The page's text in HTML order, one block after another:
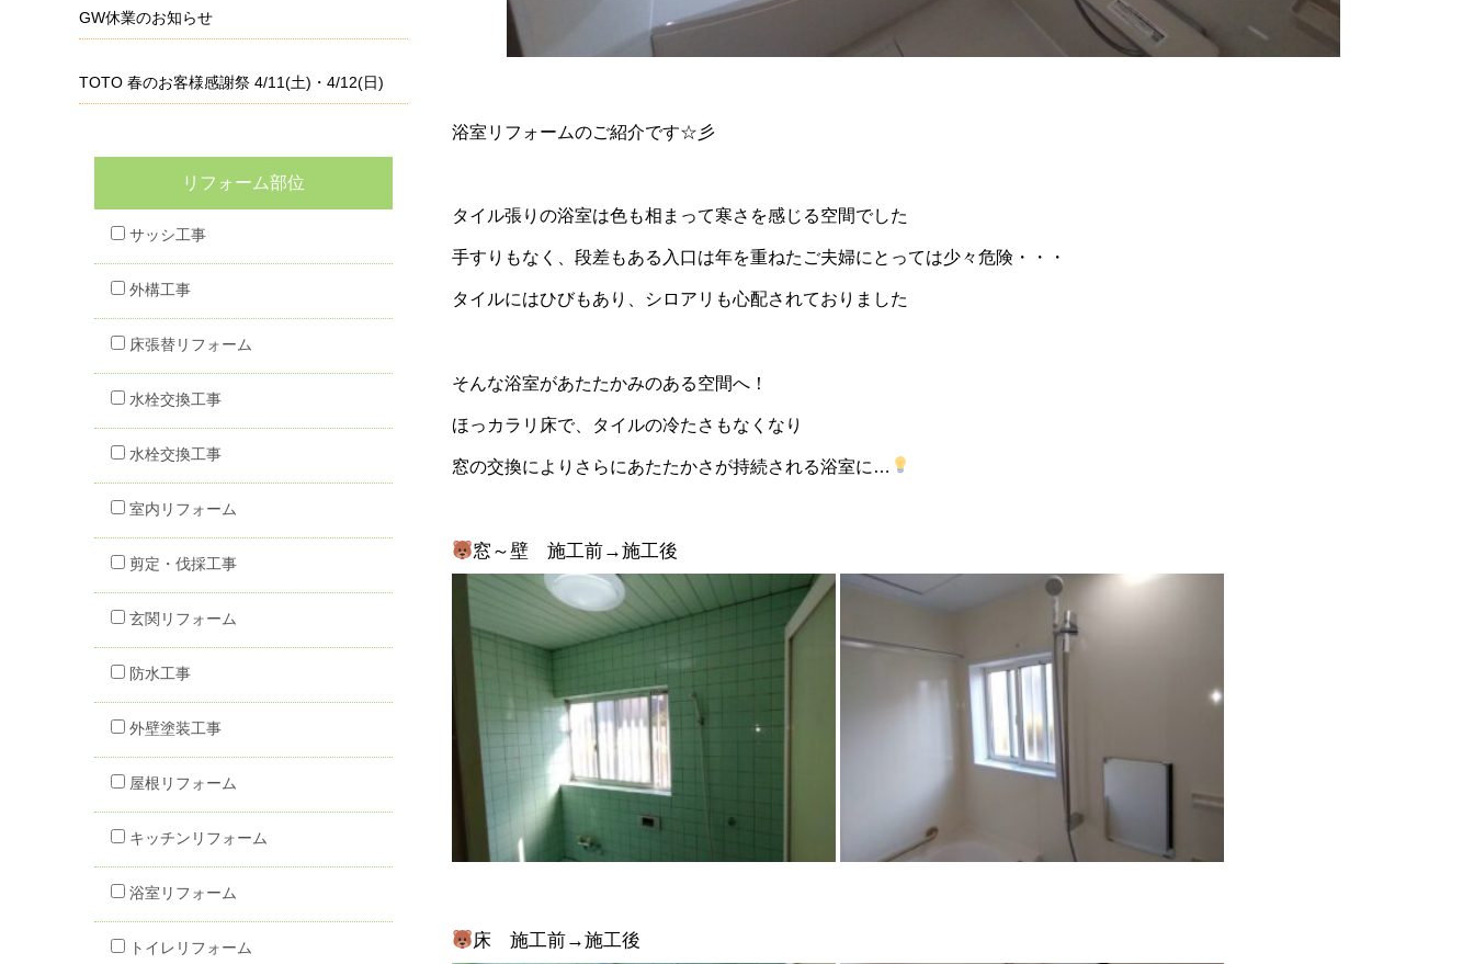
浴室リフォームのご紹介です☆彡
タイル張りの浴室は色も相まって寒さを感じる空間でした
手すりもなく、段差もある入口は年を重ねたご夫婦にとっては少々危険・・・
タイルにはひびもあり、シロアリも心配されておりました
そんな浴室があたたかみのある空間へ！
ほっカラリ床で、タイルの冷たさもなくなり
窓の交換によりさらにあたたかさが持続される浴室に…
窓～壁 施工前→施工後
床 施工前→施工後
GW休業のお知らせ
TOTO 春のお客様感謝祭 4/11(土)・4/12(日)
リフォーム部位
サッシ工事
外構工事
床張替リフォーム
水栓交換工事
水栓交換工事
室内リフォーム
剪定・伐採工事
玄関リフォーム
防水工事
外壁塗装工事
屋根リフォーム
キッチンリフォーム
浴室リフォーム
トイレリフォーム